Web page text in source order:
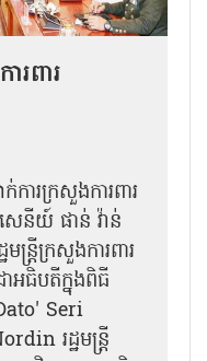
រពារ
ារក្រសួងការពារ
នីយ៍ ផាន់ វ៉ាន់
ន្ត្រីក្រសួងការពារ
អធិបតីក្នុងពិធី
Seri
រដ្ឋមន្ត្រី